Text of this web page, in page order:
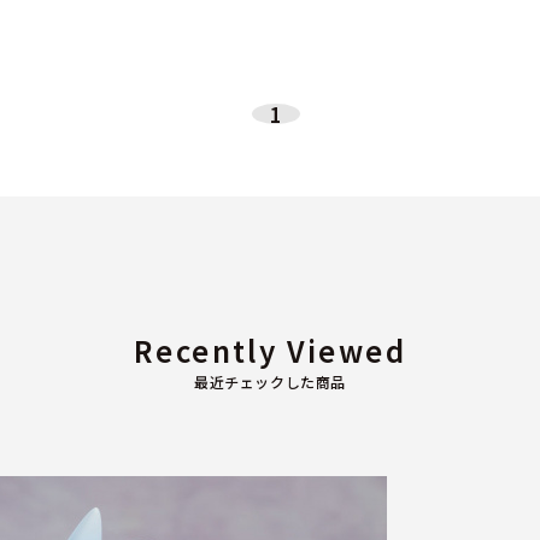
1
最近チェックした商品
Recently Viewed